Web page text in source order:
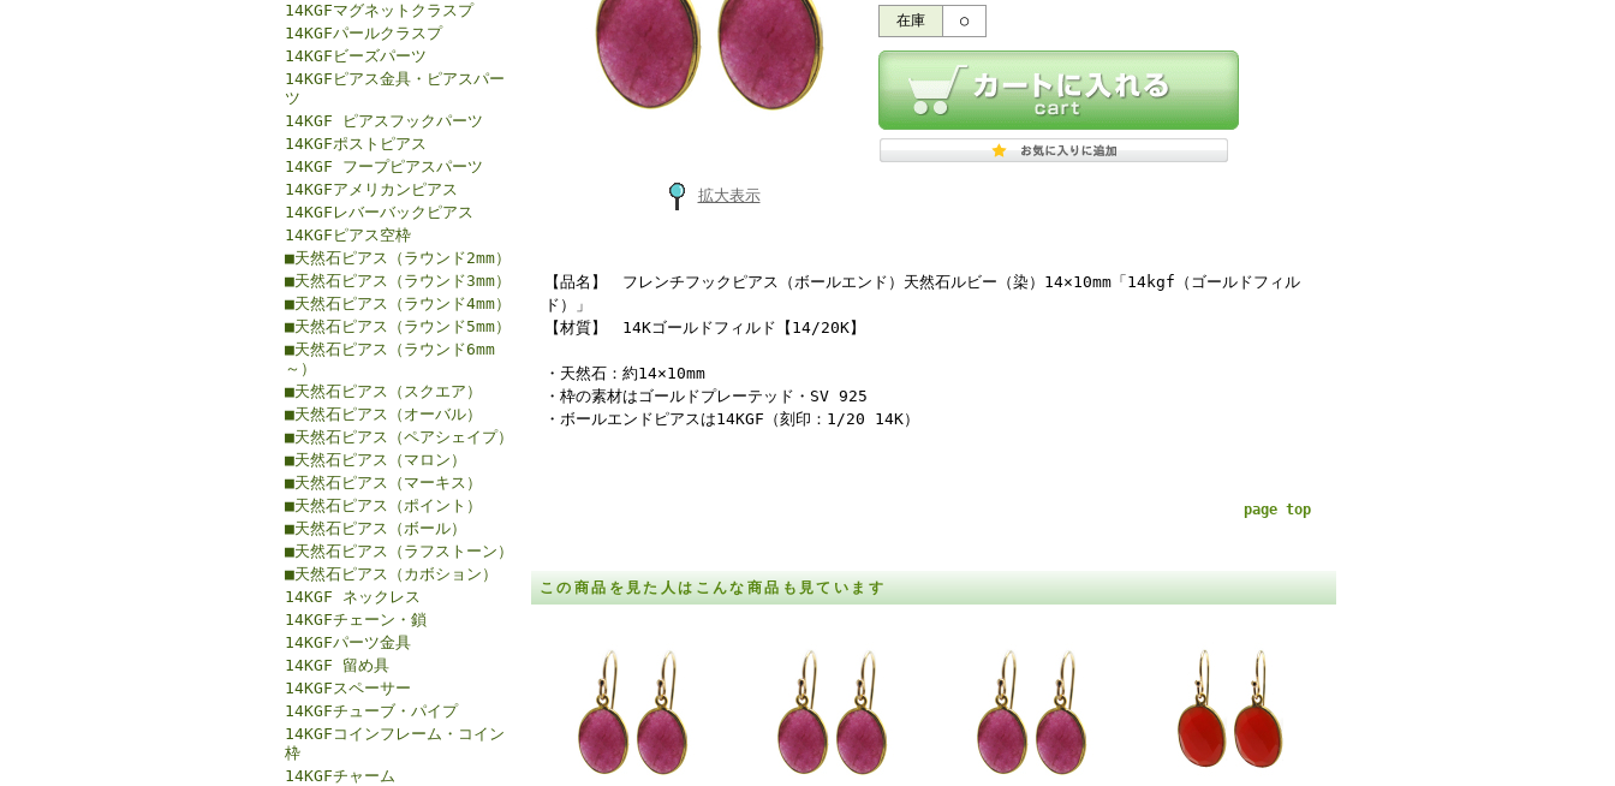
14KGFマグネットクラスプ
14KGFパールクラスプ
14KGFビーズパーツ
14KGFピアス金具・ピアスパー
ツ
14KGF ピアスフックパーツ
14KGFポストピアス
14KGF フープピアスパーツ
14KGFアメリカンピアス
14KGFレバーバックピアス
14KGFピアス空枠
■天然石ピアス（ラウンド2mm）
■天然石ピアス（ラウンド3mm）
■天然石ピアス（ラウンド4mm）
■天然石ピアス（ラウンド5mm）
■天然石ピアス（ラウンド6mm
～）
■天然石ピアス（スクエア）
■天然石ピアス（オーバル）
■天然石ピアス（ペアシェイプ）
■天然石ピアス（マロン）
■天然石ピアス（マーキス）
■天然石ピアス（ポイント）
■天然石ピアス（ボール）
■天然石ピアス（ラフストーン）
■天然石ピアス（カボション）
14KGF ネックレス
14KGFチェーン・鎖
14KGFパーツ金具
14KGF 留め具
14KGFスペーサー
14KGFチューブ・パイプ
14KGFコインフレーム・コイン
枠
14KGFチャーム
拡大表示
在庫 ○
【品名】 フレンチフックピアス（ボールエンド）天然石ルビー（染）14×10mm「14kgf（ゴールドフィル
ド）」
【材質】 14Kゴールドフィルド【14/20K】
・天然石：約14×10mm
・枠の素材はゴールドプレーテッド・SV 925
・ボールエンドピアスは14KGF（刻印：1/20 14K）
page top
この商品を見た人はこんな商品も見ています